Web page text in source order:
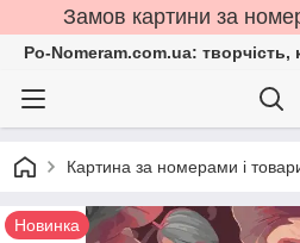
Замов картини за
Po-Nomeram.com.ua: творчість,
Картина за номерами і
Новинка